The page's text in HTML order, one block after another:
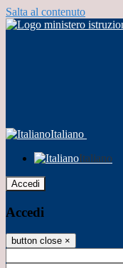
Salta al contenuto
Italiano
Italiano
Accedi
Accedi
button close ×